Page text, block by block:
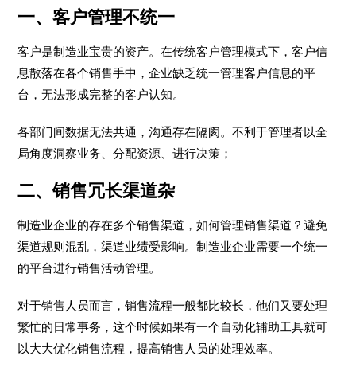
一、客户管理不统一
客户是制造业宝贵的资产。在传统客户管理模式下，客户信
息散落在各个销售手中，企业缺乏统一管理客户信息的平
台，无法形成完整的客户认知。
各部门间数据无法共通，沟通存在隔阂。不利于管理者以全
局角度洞察业务、分配资源、进行决策；
二、销售冗长渠道杂
制造业企业的存在多个销售渠道，如何管理销售渠道？避免
渠道规则混乱，渠道业绩受影响。制造业企业需要一个统一
的平台进行销售活动管理。
对于销售人员而言，销售流程一般都比较长，他们又要处理
繁忙的日常事务，这个时候如果有一个自动化辅助工具就可
以大大优化销售流程，提高销售人员的处理效率。